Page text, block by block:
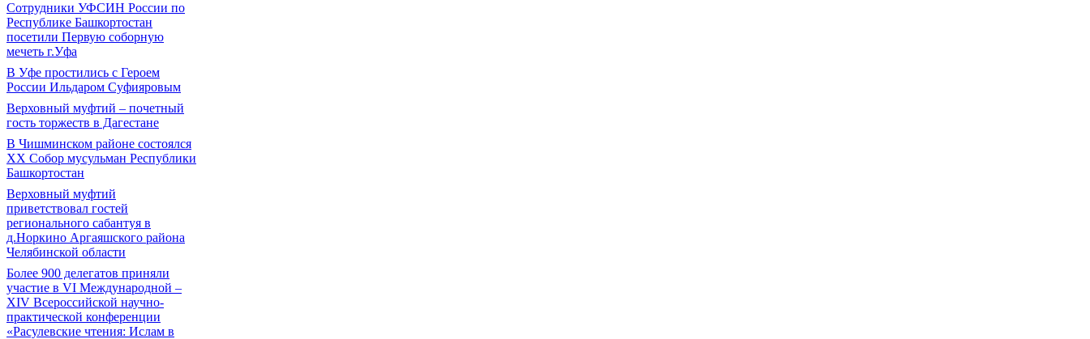
Сотрудники УФСИН России по
Республике Башкортостан
посетили Первую соборную
мечеть г.Уфа
В Уфе простились с Героем
России Ильдаром Суфияровым
Верховный муфтий – почетный
гость торжеств в Дагестане
В Чишминском районе состоялся
XX Собор мусульман Республики
Башкортостан
Верховный муфтий
приветствовал гостей
регионального сабантуя в
д.Норкино Аргаяшского района
Челябинской области
Более 900 делегатов приняли
участие в VI Международной –
ХIV Всероссийской научно-
практической конференции
«Расулевские чтения: Ислам в